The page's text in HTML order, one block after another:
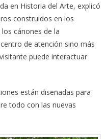
en Historia del Arte, explicó
construidos en los
cánones de la
de atención sino más
puede interactuar
están diseñadas para
todo con las nuevas